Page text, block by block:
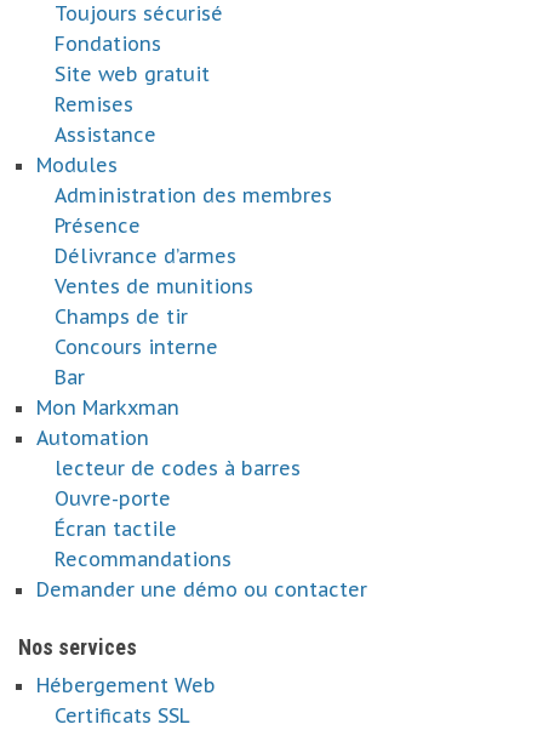
Toujours sécurisé
Fondations
Site web gratuit
Remises
Assistance
Modules
Administration des membres
Présence
Délivrance d’armes
Ventes de munitions
Champs de tir
Concours interne
Bar
Mon Markxman
Automation
lecteur de codes à barres
Ouvre-porte
Écran tactile
Recommandations
Demander une démo ou contacter
Nos services
Hébergement Web
Certificats SSL